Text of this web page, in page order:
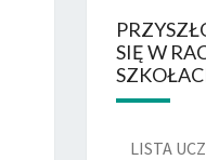
SIĘ W
LISTA